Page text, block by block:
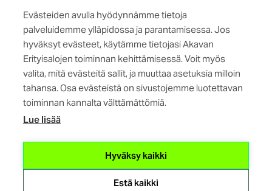
Evästeiden avulla hyödynnämme tietoja
palveluidemme ylläpidossa ja parantamisessa. Jos
hyväksyt evästeet, käytämme tietojasi Akavan
Erityisalojen toiminnan kehittämisessä. Voit myös
valita, mitä evästeitä sallit, ja muuttaa asetuksia milloin
tahansa. Osa evästeistä on sivustojemme luotettavan
toiminnan kannalta välttämättömiä.
Lue lisää
Hyväksy kaikki
Estä kaikki
Maistraatinportti 4 A, 6. krs
00240 Helsinki
Kaikki yhteystiedot
(ulkoinen